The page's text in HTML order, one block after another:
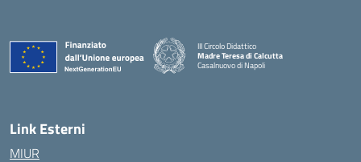
III Circolo Didattico
Madre Teresa di Calcutta
Casalnuovo di Napoli
— Visita la pagina iniziale della scuola
Link Esterni
MIUR